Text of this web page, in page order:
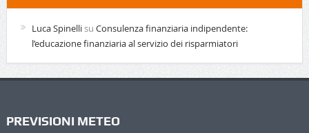
Luca Spinellisu Consulenza finanziaria indipendente:
l’educazione finanziaria al servizio dei risparmiatori
PREVISIONI METEO